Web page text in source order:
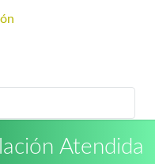
de
Atendida